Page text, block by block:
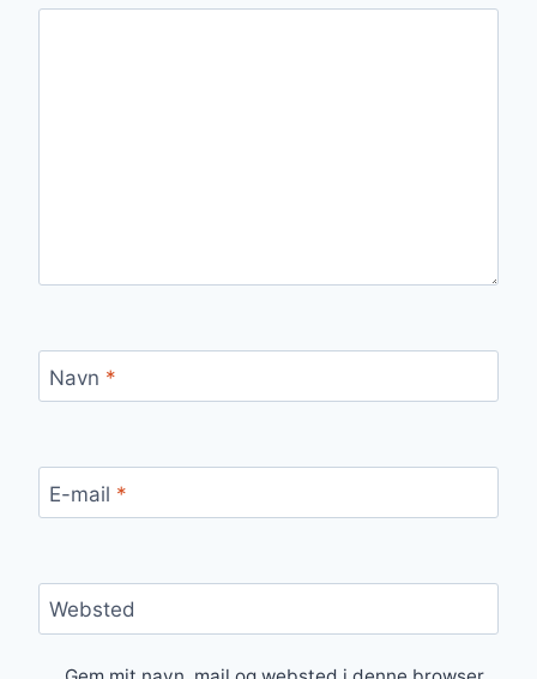
Navn *
E-mail *
Websted